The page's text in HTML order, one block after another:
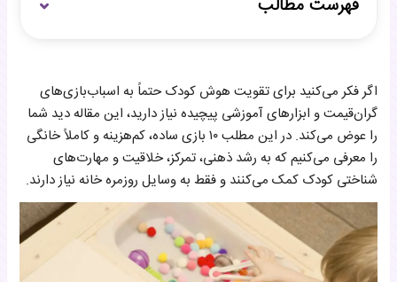
فهرست مطالب
سوالات متداول
جمع‌بندی
اگر فکر می‌کنید برای تقویت هوش کودک حتماً به اسباب‌بازی‌های
گران‌قیمت و ابزارهای آموزشی پیچیده نیاز دارید، این مقاله دید شما
را عوض می‌کند. در این مطلب ۱۰ بازی ساده، کم‌هزینه و کاملاً خانگی
را معرفی می‌کنیم که به رشد ذهنی، تمرکز، خلاقیت و مهارت‌های
شناختی کودک کمک می‌کنند و فقط به وسایل روزمره خانه نیاز دارند.